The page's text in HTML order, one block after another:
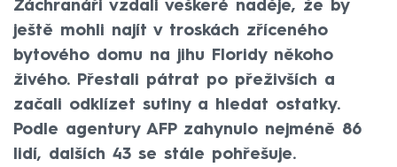
Záchranáři vzdali veškeré naděje, že by
ještě mohli najít v troskách zříceného
bytového domu na jihu Floridy někoho
živého. Přestali pátrat po přeživších a
začali odklízet sutiny a hledat ostatky.
Podle agentury AFP zahynulo nejméně 86
lidí, dalších 43 se stále pohřešuje.